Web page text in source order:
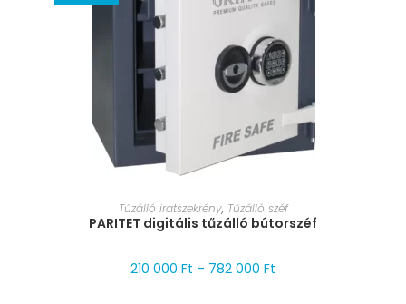
MÉRET VÁLASZTÁSA
Tűzálló iratszekrény, Tűzálló széf
PARITET digitális tűzálló bútorszéf
210 000 Ft – 782 000 Ft